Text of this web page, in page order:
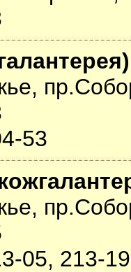
53
05, 213-